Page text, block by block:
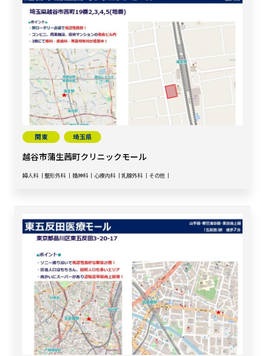
関東 埼玉県
越谷市蒲生茜町クリニックモール
婦人科 整形外科 精神科 心療内科 乳腺外科 その他